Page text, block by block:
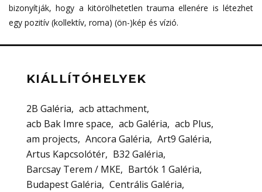
bizonyítják, hogy a kitörölhetetlen trauma ellenére is létezhet
egy pozitív (kollektív, roma) (ön-)kép és vízió.
KIÁLLÍTÓHELYEK
2B Galéria
acb attachment
acb Bak Imre space
acb Galéria
acb Plus
am projects
Ancora Galéria
Art9 Galéria
Artus Kapcsolótér
B32 Galéria
Barcsay Terem / MKE
Bartók 1 Galéria
Budapest Galéria
Centrális Galéria